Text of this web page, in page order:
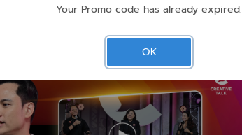
Your Promo code has already expired.
OK